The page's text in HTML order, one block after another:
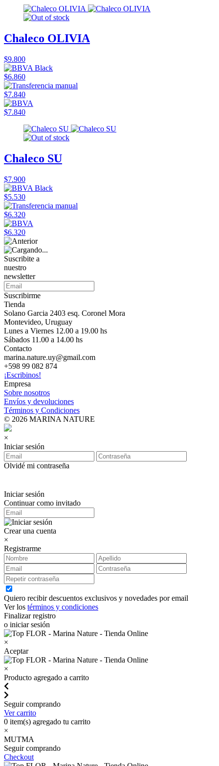
Chaleco OLIVIA
$9.800
$6.860
$7.840
$7.840
Chaleco SU
$7.900
$5.530
$6.320
$6.320
Suscribite a
nuestro
newsletter
Suscribirme
Tienda
Solano Garcia 2403 esq. Coronel Mora
Montevideo, Uruguay
Lunes a Viernes 12.00 a 19.00 hs
Sábados 11.00 a 14.00 hs
Contacto
marina.nature.uy@gmail.com
+598 99 082 874
¡Escribinos!
Empresa
Sobre nosotros
Envíos y devoluciones
Términos y Condiciones
© 2026 MARINA NATURE
×
Iniciar sesión
Olvidé mi contraseña
Iniciar sesión
Continuar como invitado
Crear una cuenta
×
Registrarme
Quiero recibir descuentos exclusivos y novedades por email
Ver los términos y condiciones
Finalizar registro
o iniciar sesión
×
Aceptar
×
Producto agregado a carrito
Seguir comprando
Ver carrito
0 item(s) agregado tu carrito
×
MUTMA
Seguir comprando
Checkout